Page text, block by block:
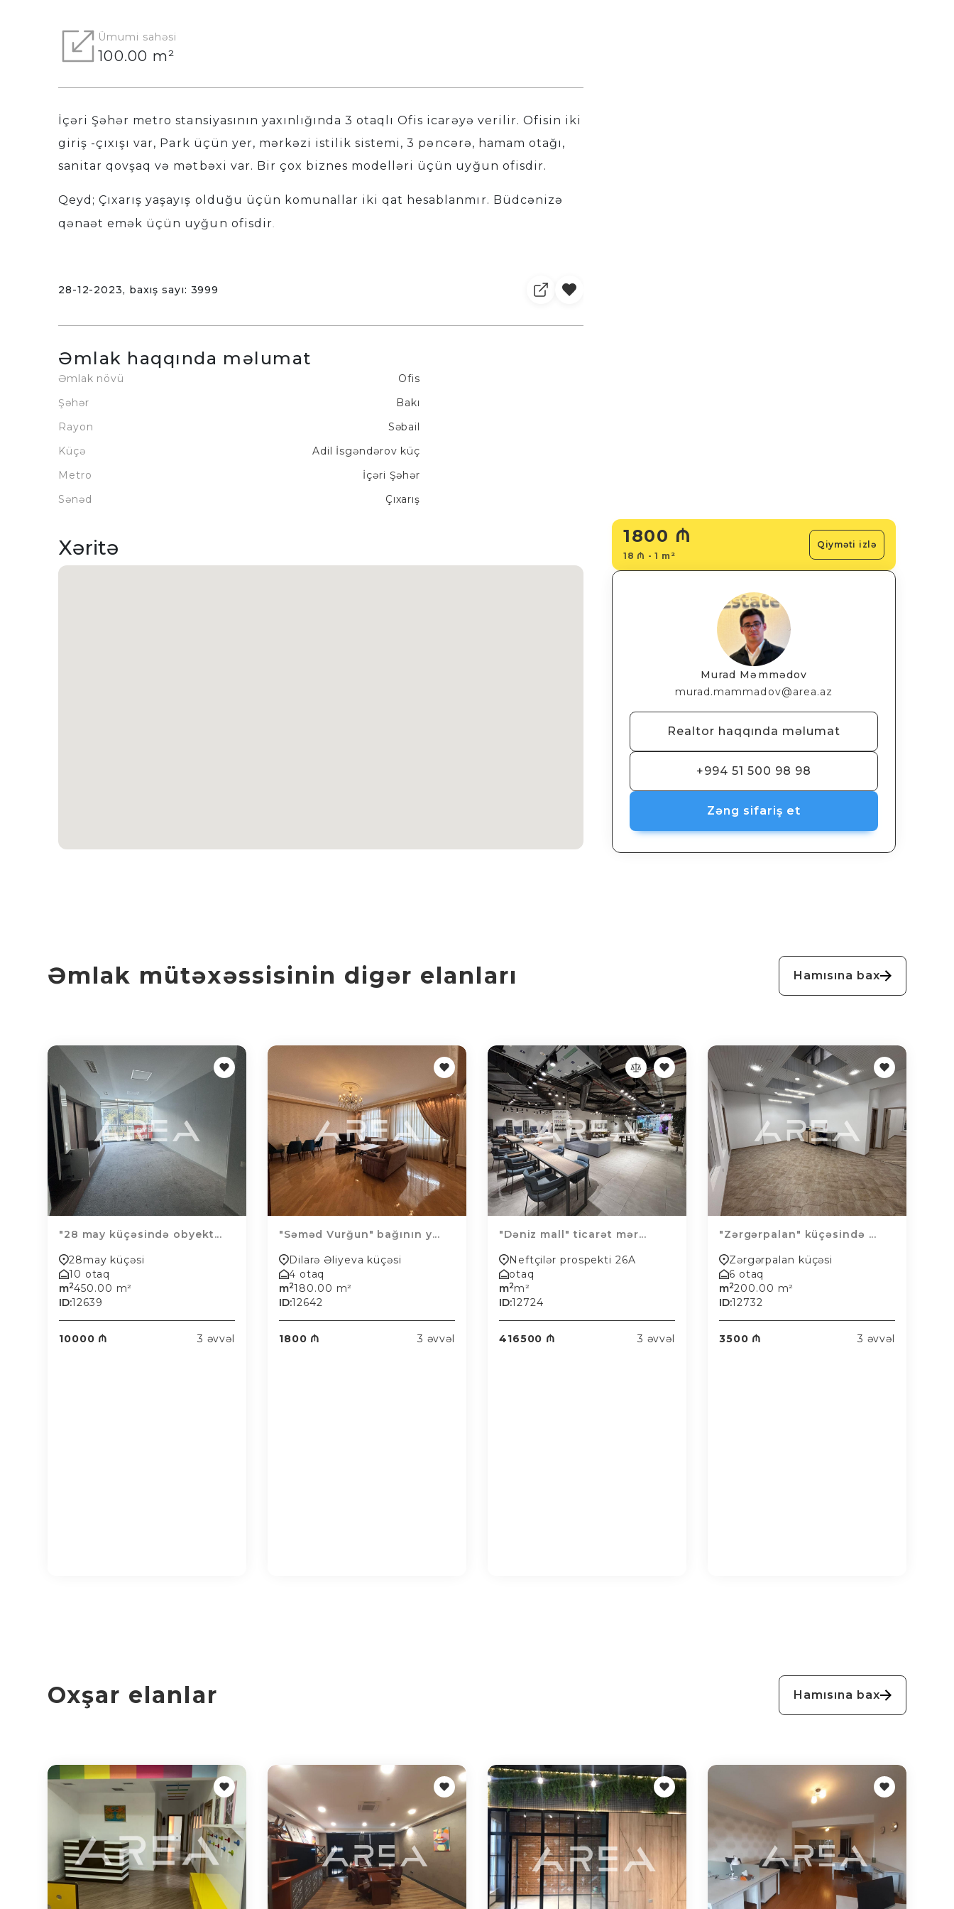
Ümumi sahəsi
100.00 m²
İçəri Şəhər metro stansiyasının yaxınlığında 3 otaqlı Ofis icarəyə verilir. Ofisin iki
giriş -çıxışı var, Park üçün yer, mərkəzi istilik sistemi, 3 pəncərə, hamam otağı,
sanitar qovşaq və mətbəxi var. Bir çox biznes modelləri üçün uyğun ofisdir.
Qeyd; Çıxarış yaşayış olduğu üçün komunallar iki qat hesablanmır. Büdcənizə
qənaət emək üçün uyğun ofisdir.
28-12-2023, baxış sayı: 3999
Əmlak haqqında məlumat
Əmlak növü
Ofis
Şəhər
Bakı
Rayon
Səbail
Küçə
Adil İsgəndərov küç
Metro
İçəri Şəhər
Sənəd
Çıxarış
Xəritə 1800 ₼
18 ₼ - 1 m²
Qiyməti izlə
Murad Məmmədov
murad.mammadov@area.az
Realtor haqqında məlumat
+994 51 500 98 98
Zəng sifariş et
Əmlak mütəxəssisinin digər elanları Hamısına bax
"28 may küçəsində obyekt...
28may küçəsi
10 otaq
m2450.00 m²
ID:12639
10000 ₼ 3 əvvəl
"Səməd Vurğun" bağının y...
Dilarə Əliyeva küçəsi
4 otaq
m2180.00 m²
ID:12642
1800 ₼ 3 əvvəl
"Dəniz mall" ticarət mər...
Neftçilər prospekti 26A
otaq
m2m²
ID:12724
416500 ₼ 3 əvvəl
"Zərgərpalan" küçəsində ...
Zərgərpalan küçəsi
6 otaq
m2200.00 m²
ID:12732
3500 ₼ 3 əvvəl
Oxşar elanlar Hamısına bax